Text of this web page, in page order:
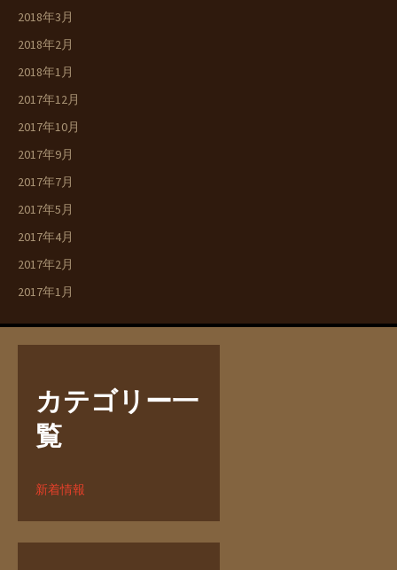
2018年3月
2018年2月
2018年1月
2017年12月
2017年10月
2017年9月
2017年7月
2017年5月
2017年4月
2017年2月
2017年1月
カテゴリー一
覧
新着情報